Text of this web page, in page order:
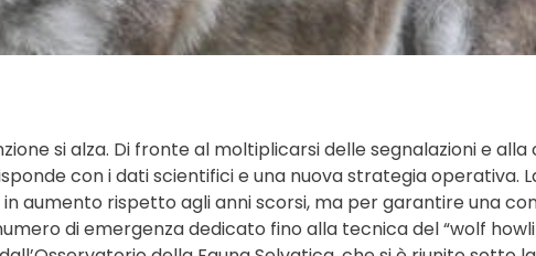
si alza. Di fronte al moltiplicarsi delle segnalazioni e
con i dati scientifici e una nuova strategia operativa.
aumento rispetto agli anni scorsi, ma per garantire una
di emergenza dedicato fino alla tecnica del “wolf